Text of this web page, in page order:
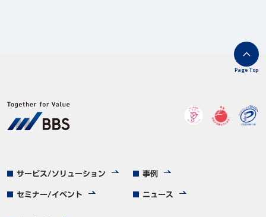
サービス/ソリューション 事例
セミナー/イベント ニュース
Page Top